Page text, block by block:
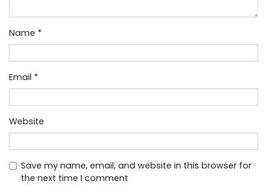
Name *
Email *
Website
Save my name, email, and website in this browser for
the next time I comment